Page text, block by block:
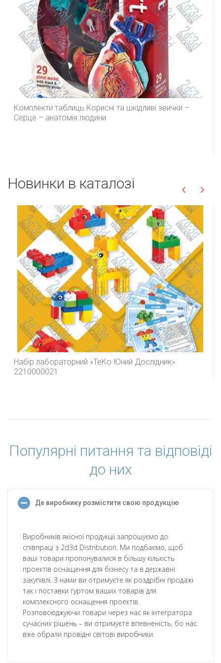
Комплекти таблиць Корисні та шкідливі звички –
Серце – анатомія людини
Новинки в каталозі
Набір лабораторний «ТеКо Юний Дослідник»
2210000021
Популярні питання та відповіді
до них
Де виробнику розмістити свою продукцію
Виробників якісної продукції запрошуємо до
співпраці з 2d3d Distribution. Ми подбаємо, щоб
ваші товари пропонувалися в більшу кількість
проектів оснащення для бізнесу та в державні
закупівлі. З нами ви отримуєте як роздрібні продажі
так і поставки гуртом ваших товарів для
комплексного оснащення проектів.
Розповсюджуючи товари через нас як інтегратора
сучасних рішень – ви отримуєте впевненість, бо нас
вже обрали провідні світові виробники.